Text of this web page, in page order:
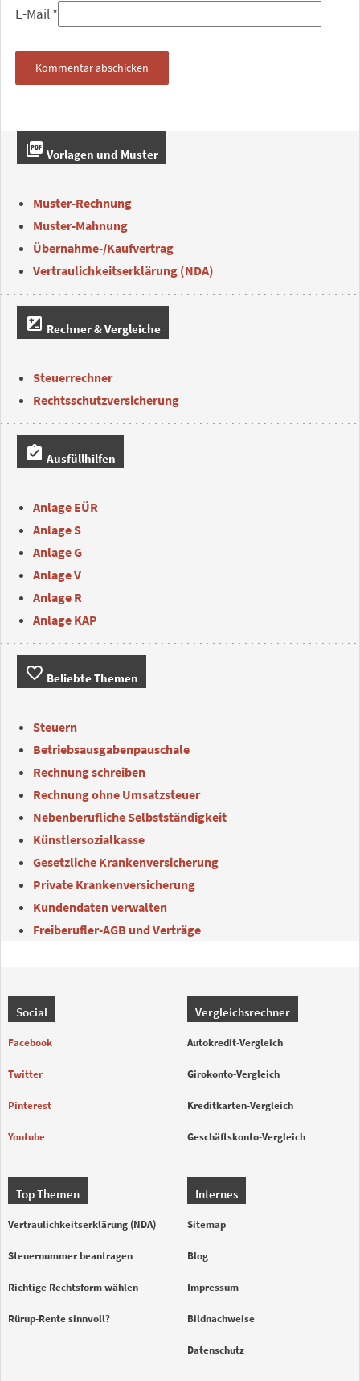
E-Mail*
picture_as_pdf Vorlagen und Muster
Muster-Rechnung
Muster-Mahnung
Übernahme-/Kaufvertrag
Vertraulichkeitserklärung (NDA)
iso Rechner & Vergleiche
Steuerrechner
Rechtsschutzversicherung
assignment_turned_in Ausfüllhilfen
Anlage EÜR
Anlage S
Anlage G
Anlage V
Anlage R
Anlage KAP
favorite_border Beliebte Themen
Steuern
Betriebsausgabenpauschale
Rechnung schreiben
Rechnung ohne Umsatzsteuer
Nebenberufliche Selbstständigkeit
Künstlersozialkasse
Gesetzliche Krankenversicherung
Private Krankenversicherung
Kundendaten verwalten
Freiberufler-AGB und Verträge
Social
Facebook
Twitter
Pinterest
Youtube
Vergleichsrechner
Autokredit-Vergleich
Girokonto-Vergleich
Kreditkarten-Vergleich
Geschäftskonto-Vergleich
Top Themen
Vertraulichkeitserklärung (NDA)
Steuernummer beantragen
Richtige Rechtsform wählen
Rürup-Rente sinnvoll?
Internes
Sitemap
Blog
Impressum
Bildnachweise
Datenschutz